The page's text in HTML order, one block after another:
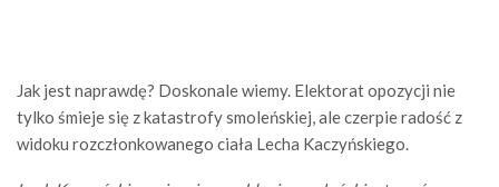
Jak jest naprawdę? Doskonale wiemy. Elektorat opozycji nie
tylko śmieje się z katastrofy smoleńskiej, ale czerpie radość z
widoku rozczłonkowanego ciała Lecha Kaczyńskiego.